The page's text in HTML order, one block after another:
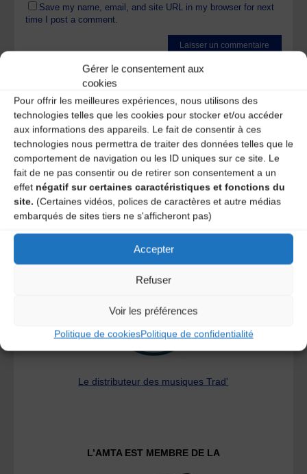
Gérer le consentement aux
cookies
Pour offrir les meilleures expériences, nous utilisons des
technologies telles que les cookies pour stocker et/ou accéder
aux informations des appareils. Le fait de consentir à ces
technologies nous permettra de traiter des données telles que le
comportement de navigation ou les ID uniques sur ce site. Le
fait de ne pas consentir ou de retirer son consentement a un
effet négatif sur certaines caractéristiques et fonctions du
site. (Certaines vidéos, polices de caractères et autre médias
embarqués de sites tiers ne s'afficheront pas)
Accepter
Refuser
Voir les préférences
Politique de cookiesPolitique de confidentialité
Save my name, email, and site URL in my browser for next
time I post a comment.
Ce site utilise Akismet pour réduire les indésirables.
savoir plus sur la façon dont les données de vos
commentaires sont traitées.
Le distributeur des musiques Trad'
L’AMTA EST MEMBRE DE LA